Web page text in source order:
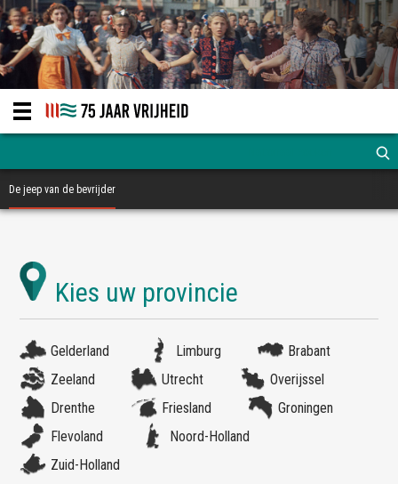
De jeep van de bevrijder
Gelderland Limburg
Brabant
Zeeland
Utrecht
Overijssel
Drenthe
Friesland
Groningen
Flevoland
Noord-Holland
Zuid-Holland